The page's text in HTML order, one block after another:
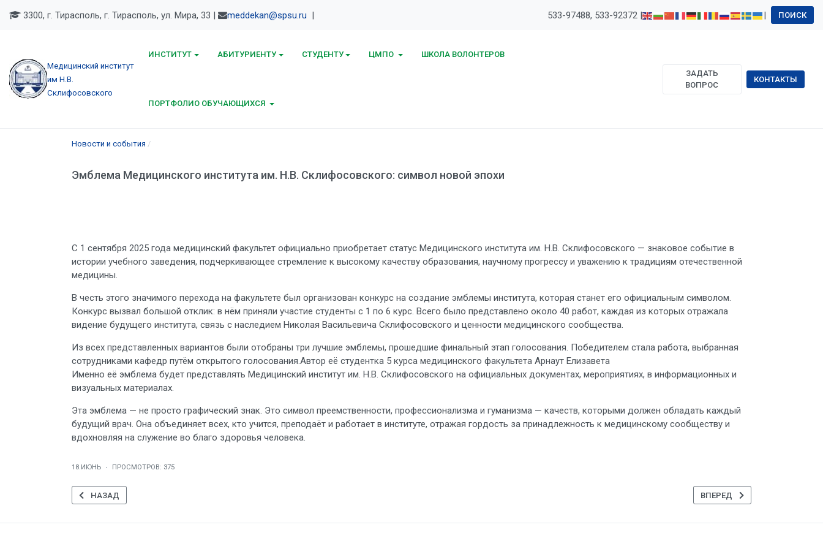
3300, г. Тирасполь, г. Тирасполь, ул. Мира, 33 | meddekan@spsu.ru | 533-97488, 533-92372 | | ПОИСК
Медицинский институт
им Н.В.
Склифосовского
ИНСТИТУТ АБИТУРИЕНТУ СТУДЕНТУ ЦМПО ШКОЛА ВОЛОНТЕРОВ
ПОРТФОЛИО ОБУЧАЮЩИХСЯ
ЗАДАТЬ
ВОПРОС
КОНТАКТЫ
Новости и события
Эмблема Медицинского института им. Н.В. Склифосовского: символ новой эпохи
С 1 сентября 2025 года медицинский факультет официально приобретает статус Медицинского института им. Н.В. Склифосовского — знаковое событие в
истории учебного заведения, подчеркивающее стремление к высокому качеству образования, научному прогрессу и уважению к традициям отечественной
медицины.
В честь этого значимого перехода на факультете был организован конкурс на создание эмблемы института, которая станет его официальным символом.
Конкурс вызвал большой отклик: в нём приняли участие студенты с 1 по 6 курс. Всего было представлено около 40 работ, каждая из которых отражала
видение будущего института, связь с наследием Николая Васильевича Склифосовского и ценности медицинского сообщества.
Из всех представленных вариантов были отобраны три лучшие эмблемы, прошедшие финальный этап голосования. Победителем стала работа, выбранная
сотрудниками кафедр путём открытого голосования.Автор её студентка 5 курса медицинского факультета Арнаут Елизавета
Именно её эмблема будет представлять Медицинский институт им. Н.В. Склифосовского на официальных документах, мероприятиях, в информационных и
визуальных материалах.
Эта эмблема — не просто графический знак. Это символ преемственности, профессионализма и гуманизма — качеств, которыми должен обладать каждый
будущий врач. Она объединяет всех, кто учится, преподаёт и работает в институте, отражая гордость за принадлежность к медицинскому сообществу и
вдохновляя на служение во благо здоровья человека.
18.ИЮНЬ ПРОСМОТРОВ: 375
ПРЕДЫДУЩИЙ: ЗАВЕРШЕНИЕ ОБУЧЕНИЯ ПО ДОПОЛНИТЕЛЬНОЙ ОБЩЕОБРАЗОВАТЕЛЬНОЙ ПРОГРАММЕ "МЕДИЦИНСКАЯ БИОЛОГИЯ"
НАЗАД СЛЕДУЮЩИЙ: УЧАСТИЕ
ВПЕРЕД